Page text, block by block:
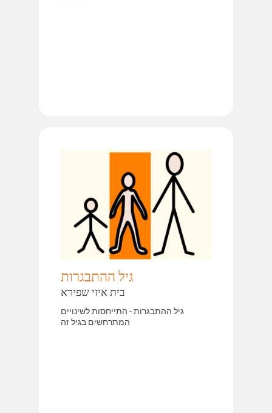
גיל ההתבגרות
בית איזי שפירא
גיל ההתבגרות - התייחסות לשינויים
המתרחשים בגיל זה